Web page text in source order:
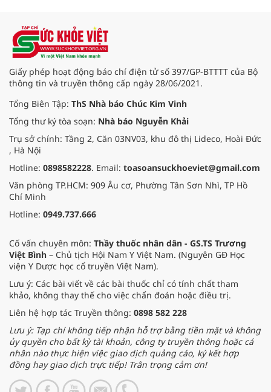
Giấy phép hoạt động báo chí điện tử số 397/GP-BTTTT của Bộ
thông tin và truyền thông cấp ngày 28/06/2021.
Tổng Biên Tập: ThS Nhà báo Chúc Kim Vinh
Tổng thư ký tòa soạn: Nhà báo Nguyễn Khải
Trụ sở chính: Tầng 2, Căn 03NV03, khu đô thị Lideco, Hoài Đức
, Hà Nội
Hotline: 0898582228. Email: toasoansuckhoeviet@gmail.com
Văn phòng TP.HCM: 909 Âu cơ, Phường Tân Sơn Nhì, TP Hồ
Chí Minh
Hotline: 0949.737.666
Cố vấn chuyên môn: Thầy thuốc nhân dân - GS.TS Trương
Việt Bình – Chủ tịch Hội Nam Y Việt Nam. (Nguyên GĐ Học
viện Y Dược học cổ truyền Việt Nam).
Lưu ý: Các bài viết về các bài thuốc chỉ có tính chất tham
khảo, không thay thế cho việc chẩn đoán hoặc điều trị.
Liên hệ hợp tác Truyền thông: 0898 582 228
Lưu ý: Tạp chí không tiếp nhận hỗ trợ bằng tiền mặt và không
ủy quyền cho bất kỳ tài khoản, công ty truyền thông hoặc cá
nhân nào thực hiện việc giao dịch quảng cáo, ký kết hợp
đồng hay giao dịch trực tiếp! Trân trọng cảm ơn!